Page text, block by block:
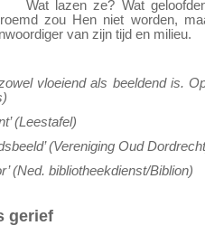
Wat lazen ze? Wat
zou Hen niet worden,
van zijn tijd en milieu.
vloeiend als beeldend is.
(Leestafel)
(Vereniging Oud
(Ned. bibliotheekdienst/Biblion)
gerief